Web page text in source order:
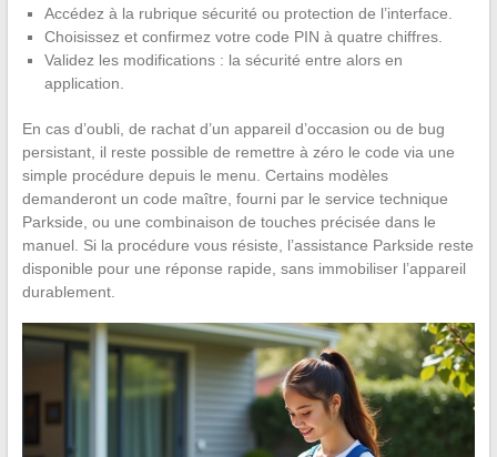
Accédez à la rubrique sécurité ou protection de l’interface.
Choisissez et confirmez votre code PIN à quatre chiffres.
Validez les modifications : la sécurité entre alors en
application.
En cas d’oubli, de rachat d’un appareil d’occasion ou de bug
persistant, il reste possible de remettre à zéro le code via une
simple procédure depuis le menu. Certains modèles
demanderont un code maître, fourni par le service technique
Parkside, ou une combinaison de touches précisée dans le
manuel. Si la procédure vous résiste, l’assistance Parkside reste
disponible pour une réponse rapide, sans immobiliser l’appareil
durablement.